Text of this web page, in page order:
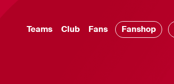
Teams Club Fans Fanshop